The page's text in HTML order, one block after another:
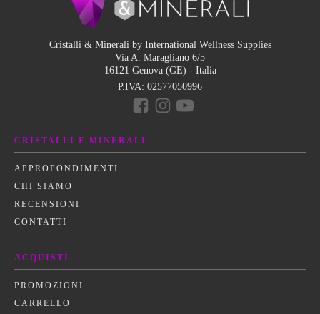
Cristalli & Minerali by International Wellness Supplies
Via A. Maragliano 6/5
16121 Genova (GE) - Italia
P.IVA: 02577050996
CRISTALLI E MINERALI
APPROFONDIMENTI
CHI SIAMO
RECENSIONI
CONTATTI
ACQUISTI
PROMOZIONI
CARRELLO